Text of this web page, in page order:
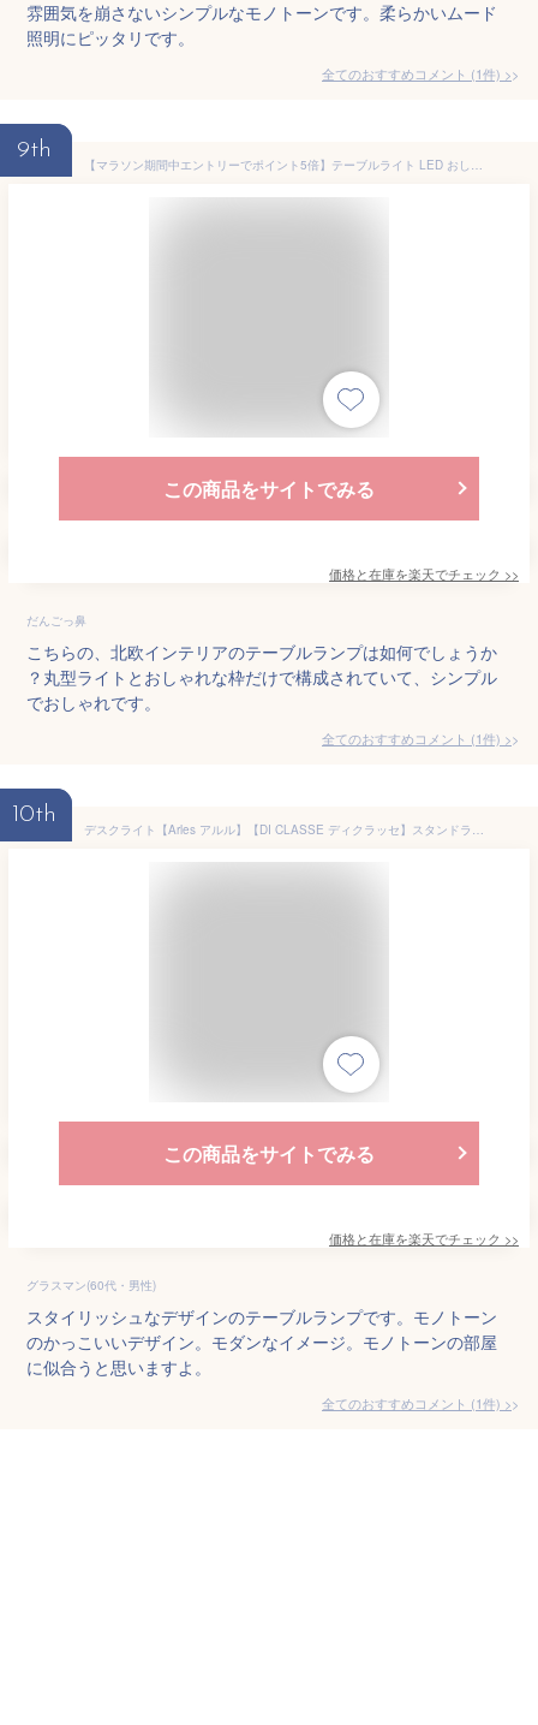
雰囲気を崩さないシンプルなモノトーンです。柔らかいムード
照明にピッタリです。
全てのおすすめコメント (1件) >
9th
【マラソン期間中エントリーでポイント5倍】テーブルライト LED おしゃれ ナチュラル モダン 北欧 リビング ダイニング ベッドルーム 寝室 和室 和風 フロアライト デスクライト テーブルランプ ベットサイド 照明器具 シンプル
この商品をサイトでみる
価格と在庫を楽天でチェック >>
だんごっ鼻
こちらの、北欧インテリアのテーブルランプは如何でしょうか
？丸型ライトとおしゃれな枠だけで構成されていて、シンプル
でおしゃれです。
全てのおすすめコメント (1件) >
10th
デスクライト【Arles アルル】【DI CLASSE ディクラッセ】スタンドライト テーブルライト 学習机 間接照明 照明 LED対応 テーブルスタンド モダン レトロ おしゃれ 可愛い 6色 シンプル ポップ モノトーン インテリア照明 寝室 子供部屋(CP4(PX10
この商品をサイトでみる
価格と在庫を楽天でチェック >>
グラスマン(60代・男性)
スタイリッシュなデザインのテーブルランプです。モノトーン
のかっこいいデザイン。モダンなイメージ。モノトーンの部屋
に似合うと思いますよ。
全てのおすすめコメント (1件) >